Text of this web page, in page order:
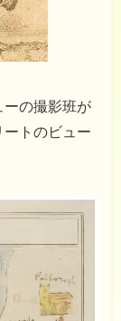
ーの撮影班が
トのビュー